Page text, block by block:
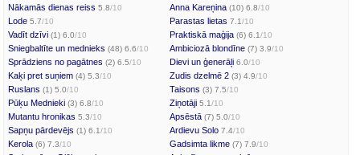
Nākamās dienas reiss 5.8/10 Anna Kareņina(10) 6.8/10
Lode 5.7/10 Parastas lietas 7.1/10
Vadīt dzīvi (1) 6.0/10 Praktiskā maģija(6) 6.1/10
Sniegbaltīte un mednieks (48) 6.6/10 Ambiciozā blondīne(7) 3.9/10
Sprādziens no pagātnes (2) 6.5/10 Dievi un ģenerāļi6.0/10
Kaķi pret suņiem (4) 5.3/10 Zudis dzelmē 2(3) 4.9/10
Ruslans (1) 5.0/10 Taisons (3) 7.5/10
Pūķu Mednieki (3) 6.8/10 Ziņotāji5.1/10
Mutantu hronikas 5.3/10 Apsēstā(7) 5.0/10
Sapņu pārdevējs (1) 6.1/10 Ardievu Solo7.4/10
Kerola (6) 7.3/10 Gadsimta likme(7) 7.9/10